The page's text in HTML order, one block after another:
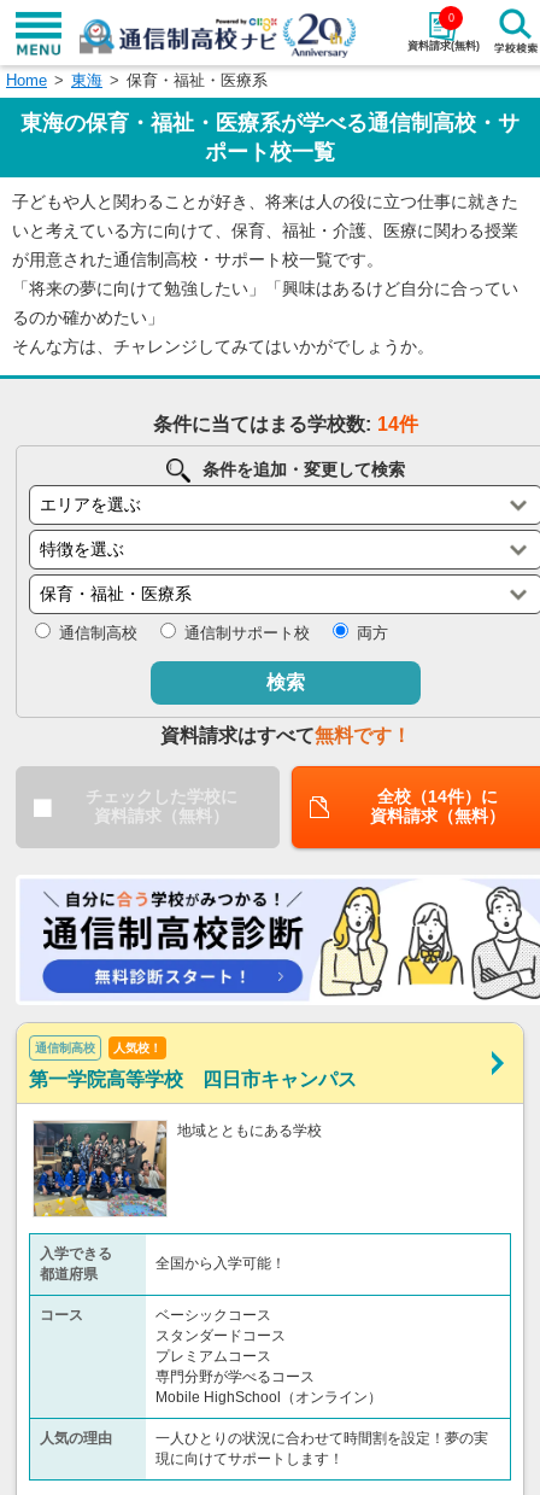
資料請求(無料)
0
学校名で探す
エリアから探す 特徴から探す
エリアを選択して探す
関東
東海 北陸・甲信越
中国
四国
閉じる
Home 東海 保育・福祉・医療系
東海の保育・福祉・医療系が学べる通信制高校・サ
ポート校一覧
子どもや人と関わることが好き、将来は人の役に立つ仕事に就きた
いと考えている方に向けて、保育、福祉・介護、医療に関わる授業
が用意された通信制高校・サポート校一覧です。
「将来の夢に向けて勉強したい」「興味はあるけど自分に合ってい
るのか確かめたい」
そんな方は、チャレンジしてみてはいかがでしょうか。
条件に当てはまる学校数: 14件
条件を追加・変更して検索
通信制高校 通信制サポート校 両方
検索
資料請求はすべて無料です！
チェックした学校に
資料請求（無料）
全校（14件）に
資料請求（無料）
通信制高校 人気校！
第一学院高等学校 四日市キャンパス
地域とともにある学校
入学できる
都道府県
全国から入学可能！
コース
ベーシックコース
スタンダードコース
プレミアムコース
専門分野が学べるコース
Mobile HighSchool（オンライン）
人気の理由
一人ひとりの状況に合わせて時間割を設定！夢の実
現に向けてサポートします！